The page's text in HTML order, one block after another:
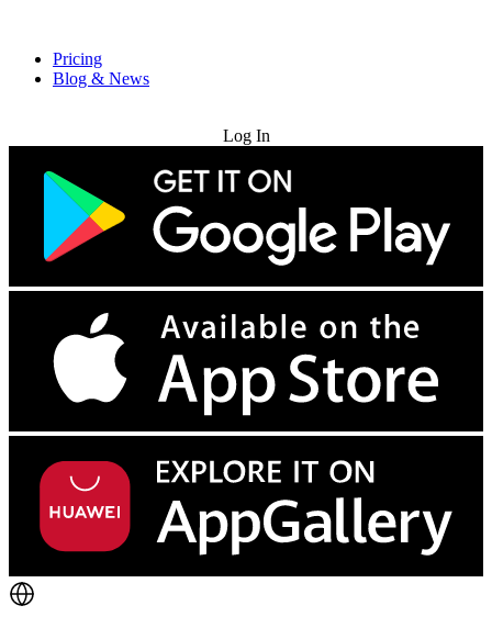
Pricing
Blog & News
Log In